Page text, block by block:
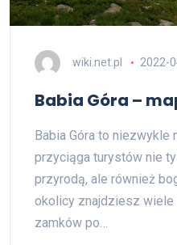
wiki.net.pl 2022-
Babia Góra –
Babia Góra to niezwykle
przyciąga turystów nie
przyrodą, ale również
okolicy znajdziesz wiele
zamków po…